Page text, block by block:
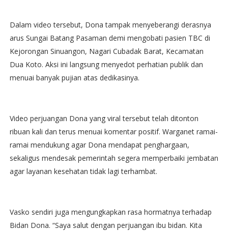
Dalam video tersebut, Dona tampak menyeberangi derasnya
arus Sungai Batang Pasaman demi mengobati pasien TBC di
Kejorongan Sinuangon, Nagari Cubadak Barat, Kecamatan
Dua Koto. Aksi ini langsung menyedot perhatian publik dan
menuai banyak pujian atas dedikasinya.
Video perjuangan Dona yang viral tersebut telah ditonton
ribuan kali dan terus menuai komentar positif. Warganet ramai-
ramai mendukung agar Dona mendapat penghargaan,
sekaligus mendesak pemerintah segera memperbaiki jembatan
agar layanan kesehatan tidak lagi terhambat.
Vasko sendiri juga mengungkapkan rasa hormatnya terhadap
Bidan Dona. “Saya salut dengan perjuangan ibu bidan. Kita